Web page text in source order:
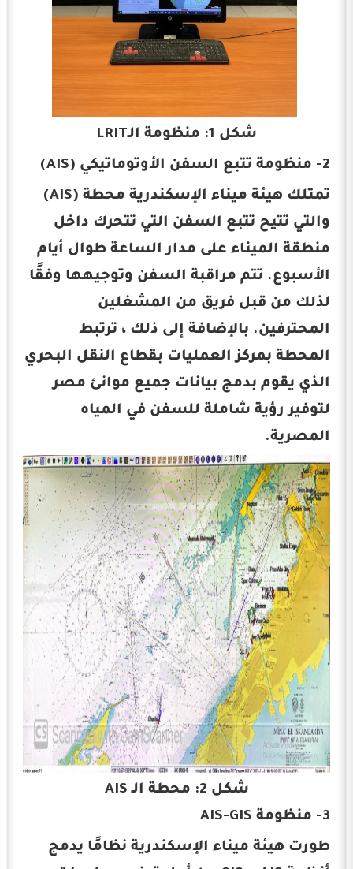
شكل 1: منظومة الـLRIT
2- منظومة تتبع السفن الأوتوماتيكي (AIS)
تمتلك هيئة ميناء الإسكندرية محطة (AIS)
والتي تتيح تتبع السفن التي تتحرك داخل
منطقة الميناء على مدار الساعة طوال أيام
الأسبوع. تتم مراقبة السفن وتوجيهها وفقًا
لذلك من قبل فريق من المشغلين
المحترفين. بالإضافة إلى ذلك ، ترتبط
المحطة بمركز العمليات بقطاع النقل البحري
الذي يقوم بدمج بيانات جميع موانئ مصر
لتوفير رؤية شاملة للسفن في المياه
المصرية.
شكل 2: محطة الـ AIS
3- منظومة AIS-GIS
طورت هيئة ميناء الإسكندرية نظامًا يدمج